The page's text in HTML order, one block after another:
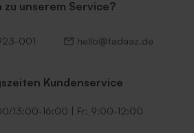
zu unserem Service?
001 hello@tadaaz.de
Kundenservice
13:00-16:00 | Fr: 9:00-12:00